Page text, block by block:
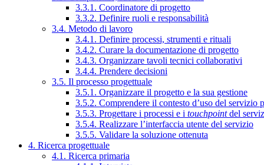
3.3.1. Coordinatore di progetto
3.3.2. Definire ruoli e responsabilità
3.4. Metodo di lavoro
3.4.1. Definire processi, strumenti e rituali
3.4.2. Curare la documentazione di progetto
3.4.3. Organizzare tavoli tecnici collaborativi
3.4.4. Prendere decisioni
3.5. Il processo progettuale
3.5.1. Organizzare il progetto e la sua gestione
3.5.2. Comprendere il contesto d’uso del servizio
3.5.3. Progettare i processi e i touchpointdel
3.5.4. Realizzare l’interfaccia utente del servizio
3.5.5. Validare la soluzione ottenuta
4. Ricerca progettuale
4.1. Ricerca primaria